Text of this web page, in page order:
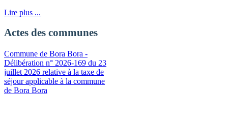
Lire plus ...
Actes des communes
Commune de Bora Bora -
Délibération n° 2026-169 du 23
juillet 2026 relative à la taxe de
séjour applicable à la commune
de Bora Bora